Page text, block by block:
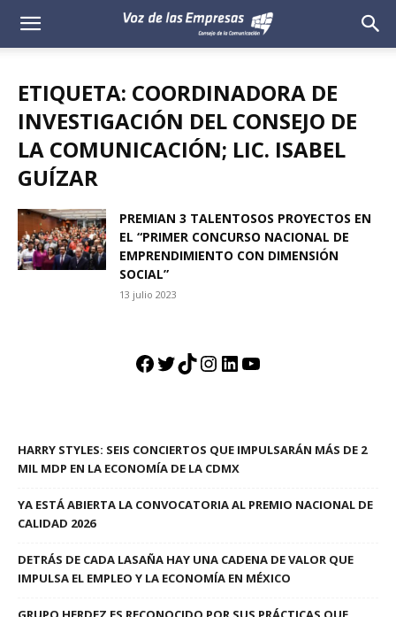
Voz
Empresas
ETIQUETA: COORDINADORA DE
INVESTIGACIÓN DEL CONSEJO DE
LA COMUNICACIÓN; LIC. ISABEL
GUÍZAR
PREMIAN 3 TALENTOSOS PROYECTOS EN
EL “PRIMER CONCURSO NACIONAL DE
EMPRENDIMIENTO CON DIMENSIÓN
SOCIAL”
13 julio 2023
Facebook
Twitter
TikTok
Instagram
LinkedIn
YouTube
HARRY STYLES: SEIS CONCIERTOS QUE IMPULSARÁN MÁS DE 2
MIL MDP EN LA ECONOMÍA DE LA CDMX
YA ESTÁ ABIERTA LA CONVOCATORIA AL PREMIO NACIONAL DE
CALIDAD 2026
DETRÁS DE CADA LASAÑA HAY UNA CADENA DE VALOR QUE
IMPULSA EL EMPLEO Y LA ECONOMÍA EN MÉXICO